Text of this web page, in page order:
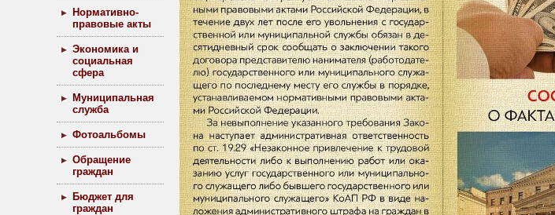
Нормативно-
правовые акты
Экономика и
социальная
сфера
Муниципальная
служба
Фотоальбомы
Обращение
граждан
Бюджет для
граждан